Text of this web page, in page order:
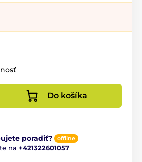
Do košíka
poradiť? offline
na +421322601057